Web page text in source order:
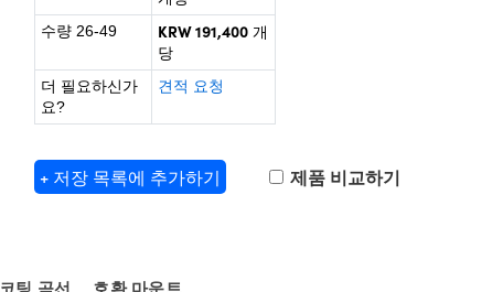
수량 26-49
KRW 191,400 개
당
더 필요하신가
요?
견적 요청
+ 저장 목록에 추가하기 제품 비교하기
코팅 곡선 호환 마운트